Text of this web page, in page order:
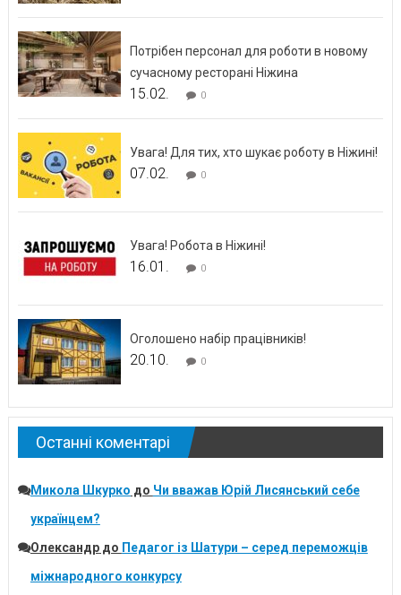
Потрібен персонал для роботи в новому
сучасному ресторані Ніжина
15.02. 0
Увага! Для тих, хто шукає роботу в Ніжині!
07.02. 0
Увага! Робота в Ніжині!
16.01. 0
Оголошено набір працівників!
20.10. 0
Останні коментарі
Микола Шкурко до Чи вважав Юрій Лисянський себе
українцем?
Олександрдо Педагог із Шатури – серед переможців
міжнародного конкурсу